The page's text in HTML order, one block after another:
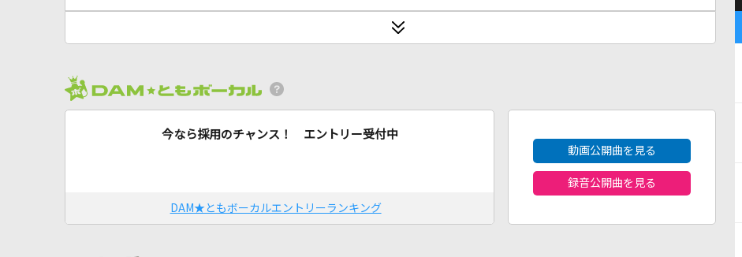
今なら採用のチャンス！ エントリー受付中
DAM★ともボーカルエントリーランキング
動画公開曲を見る
録音公開曲を見る